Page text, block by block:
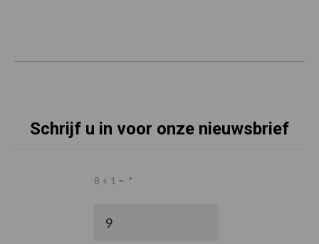
Schrijf u in voor onze nieuwsbrief
8 + 1 = *